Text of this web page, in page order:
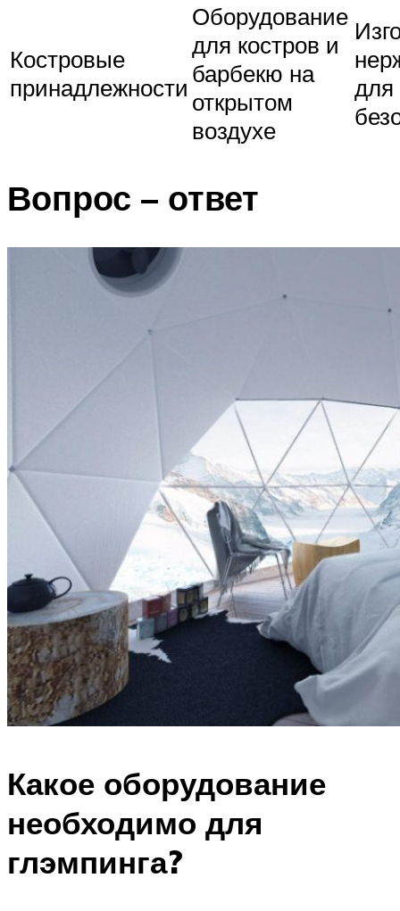
Костровые
принадлежности
Оборудование
для костров и
барбекю на
открытом
воздухе
для
Вопрос – ответ
Какое оборудование
необходимо для
глэмпинга?